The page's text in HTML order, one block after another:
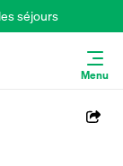
séjours
Menu